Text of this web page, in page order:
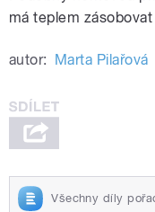
má teplem
autor: Marta Pilařová
Všechny díly